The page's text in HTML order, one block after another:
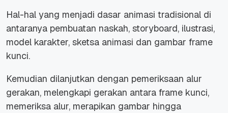
Hal-hal yang menjadi dasar animasi tradisional di
antaranya pembuatan naskah, storyboard, ilustrasi,
model karakter, sketsa animasi dan gambar frame
kunci.
Kemudian dilanjutkan dengan pemeriksaan alur
gerakan, melengkapi gerakan antara frame kunci,
memeriksa alur, merapikan gambar hingga